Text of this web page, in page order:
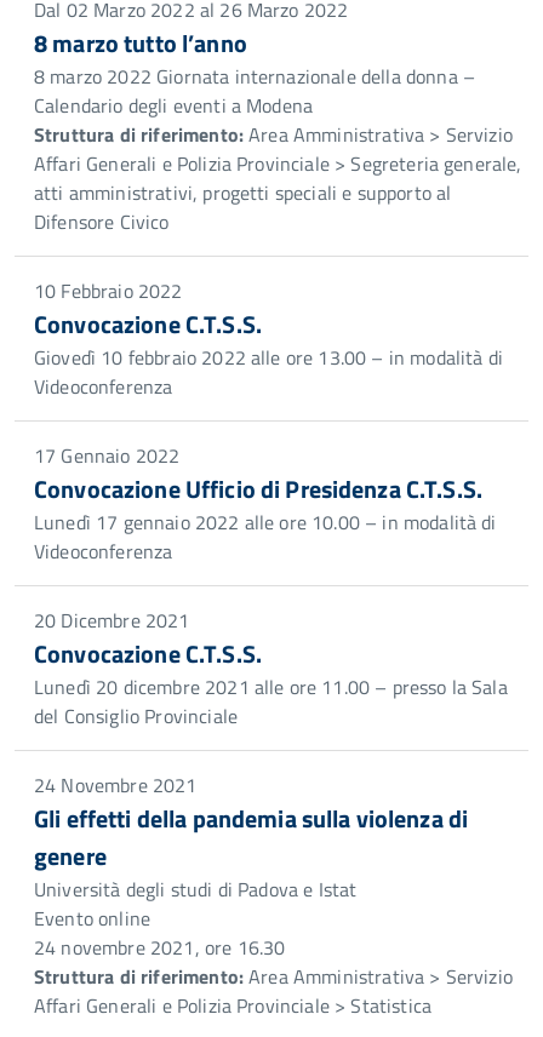
Dal 02 Marzo 2022 al 26 Marzo 2022
8 marzo tutto l’anno
8 marzo 2022 Giornata internazionale della donna –
Calendario degli eventi a Modena
Struttura di riferimento:Area Amministrativa > Servizio
Affari Generali e Polizia Provinciale > Segreteria generale,
atti amministrativi, progetti speciali e supporto al
Difensore Civico
10 Febbraio 2022
Convocazione C.T.S.S.
Giovedì 10 febbraio 2022 alle ore 13.00 – in modalità di
Videoconferenza
17 Gennaio 2022
Convocazione Ufficio di Presidenza C.T.S.S.
Lunedì 17 gennaio 2022 alle ore 10.00 – in modalità di
Videoconferenza
20 Dicembre 2021
Convocazione C.T.S.S.
Lunedì 20 dicembre 2021 alle ore 11.00 – presso la Sala
del Consiglio Provinciale
24 Novembre 2021
Gli effetti della pandemia sulla violenza di
genere
Università degli studi di Padova e Istat
Evento online
24 novembre 2021, ore 16.30
Struttura di riferimento:Area Amministrativa > Servizio
Affari Generali e Polizia Provinciale > Statistica